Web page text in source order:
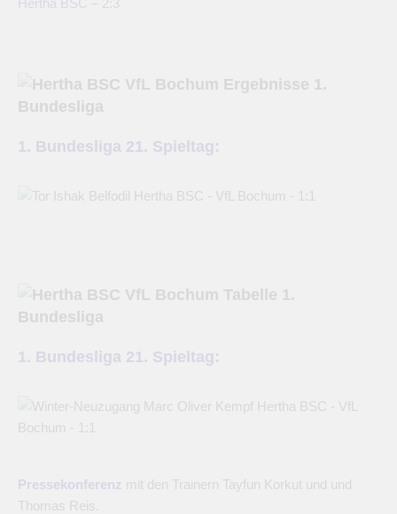
Hertha BSC – 2:3
1. Bundesliga 21. Spieltag:
1. Bundesliga 21. Spieltag:
Pressekonferenz mit den Trainern Tayfun Korkut und und
Thomas Reis.